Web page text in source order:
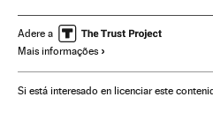
Reservas naturais México
América do Norte
Problemas ambientais Proteção
Adere a
Mais informações
Si está interesado en licenciar este